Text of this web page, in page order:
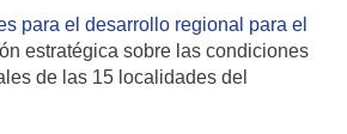
para el desarrollo regional para el
estratégica sobre las condiciones
de las 15 localidades del